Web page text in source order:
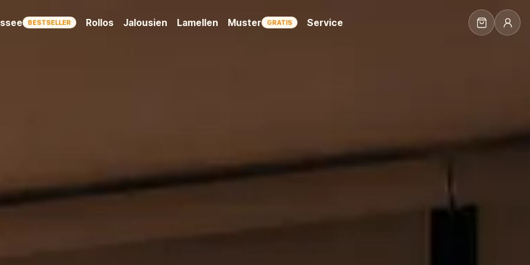
BESTSELLER Rollos Jalousien Lamellen Muster GRATIS Service